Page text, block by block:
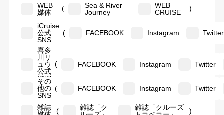
WEB
媒体
(
Sea & River
Journey
WEB
CRUISE
)
iCruise
公式
SNS
( FACEBOOK Instagram Twitter
喜多
川リ
ュウ
公式
SNS
( FACEBOOK Instagram Twitter
その
他の
SNS
( FACEBOOK Instagram Twitter
雑誌
(
雑誌「ク
雑誌「クルーズ
)